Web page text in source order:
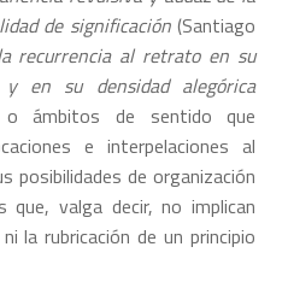
de significación(Santiago
recurrencia al retrato en su
y en su densidad alegórica
o ámbitos de sentido que
e interpelaciones al
posibilidades de organización
valga decir, no implican
la rubricación de un principio